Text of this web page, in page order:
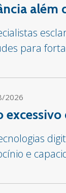
além
para
2026
excessivo
e